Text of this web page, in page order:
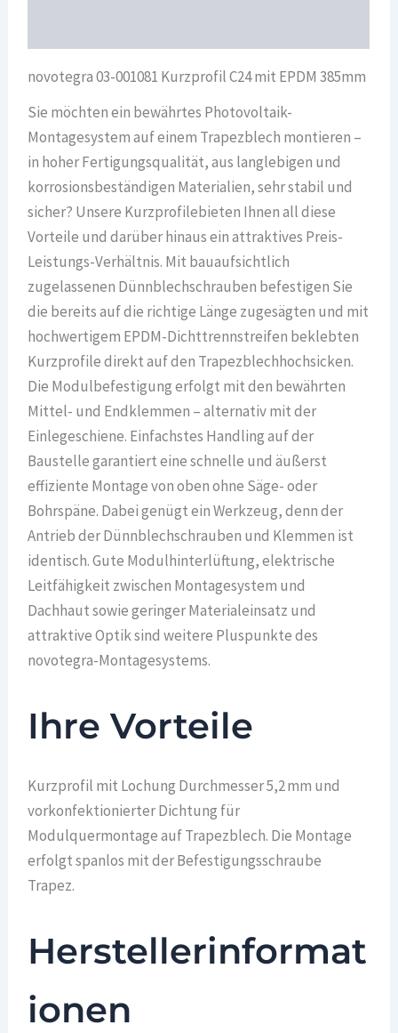
novotegra 03-001081 Kurzprofil C24 mit EPDM 385mm
Sie möchten ein bewährtes Photovoltaik-
Montagesystem auf einem Trapezblech montieren –
in hoher Fertigungsqualität, aus langlebigen und
korrosionsbeständigen Materialien, sehr stabil und
sicher? Unsere Kurzprofilebieten Ihnen all diese
Vorteile und darüber hinaus ein attraktives Preis-
Leistungs-Verhältnis. Mit bauaufsichtlich
zugelassenen Dünnblechschrauben befestigen Sie
die bereits auf die richtige Länge zugesägten und mit
hochwertigem EPDM-Dichttrennstreifen beklebten
Kurzprofile direkt auf den Trapezblechhochsicken.
Die Modulbefestigung erfolgt mit den bewährten
Mittel- und Endklemmen – alternativ mit der
Einlegeschiene. Einfachstes Handling auf der
Baustelle garantiert eine schnelle und äußerst
effiziente Montage von oben ohne Säge- oder
Bohrspäne. Dabei genügt ein Werkzeug, denn der
Antrieb der Dünnblechschrauben und Klemmen ist
identisch. Gute Modulhinterlüftung, elektrische
Leitfähigkeit zwischen Montagesystem und
Dachhaut sowie geringer Materialeinsatz und
attraktive Optik sind weitere Pluspunkte des
novotegra-Montagesystems.
Ihre Vorteile
Kurzprofil mit Lochung Durchmesser 5,2 mm und
vorkonfektionierter Dichtung für
Modulquermontage auf Trapezblech. Die Montage
erfolgt spanlos mit der Befestigungsschraube
Trapez.
Herstellerinformat
ionen